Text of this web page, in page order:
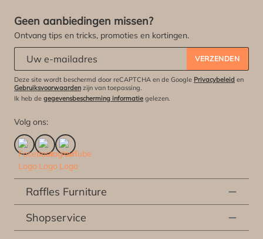
Geen aanbiedingen missen?
Ontvang tips en tricks, promoties en kortingen.
VERZENDEN
Deze site wordt beschermd door reCAPTCHA en de Google Privacybeleid en
Gebruiksvoorwaarden zijn van toepassing.
Ik heb de gegevensbescherming informatie gelezen.
Volg ons:
Raffles Furniture
Shopservice